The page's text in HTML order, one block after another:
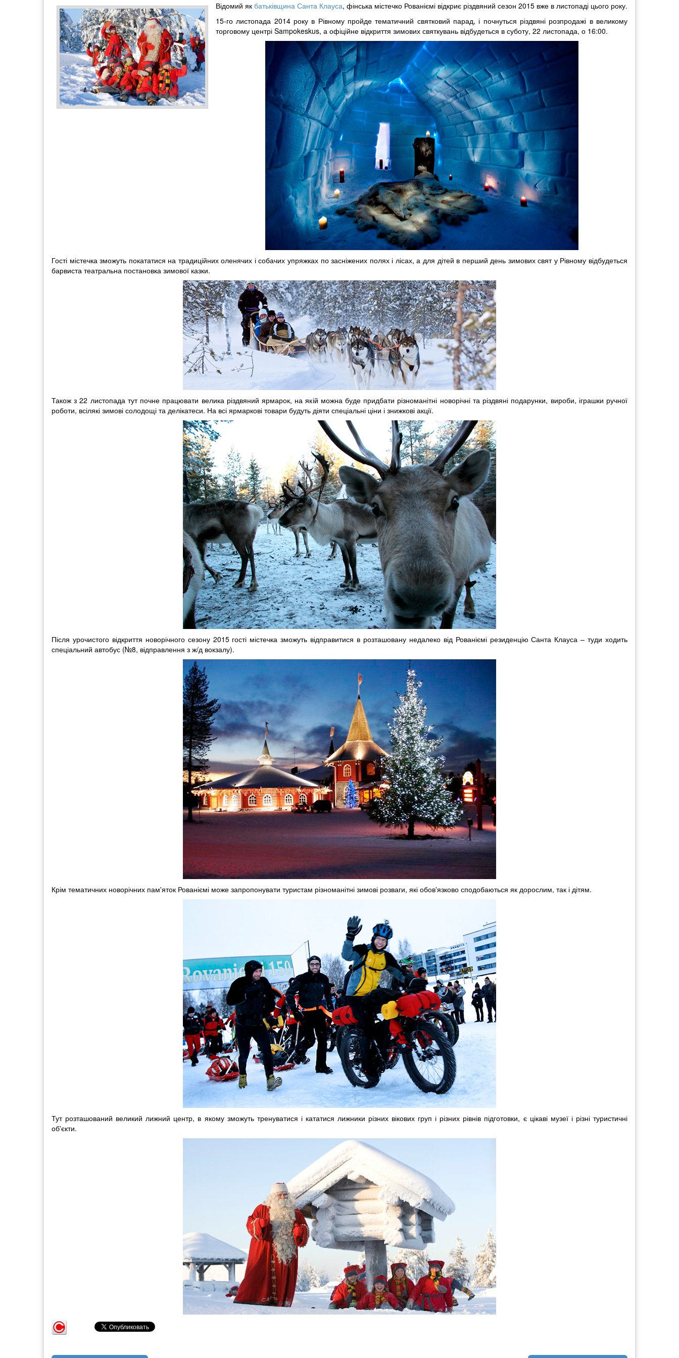
Відомий як батьківщина Санта Клауса, фінська містечко Рованіємі відкриє різдвяний сезон 2015 вже в листопаді цього року.
15-го листопада 2014 року в Рівному пройде тематичний святковий парад, і почнуться різдвяні розпродажі в великому
торговому центрі Sampokeskus, а офіційне відкриття зимових святкувань відбудеться в суботу, 22 листопада, о 16:00.
Гості містечка зможуть покататися на традиційних оленячих і собачих упряжках по засніжених полях і лісах, а для дітей в перший день зимових свят у Рівному відбудеться
барвиста театральна постановка зимової казки.
Також з 22 листопада тут почне працювати велика різдвяний ярмарок, на якій можна буде придбати різноманітні новорічні та різдвяні подарунки, вироби, іграшки ручної
роботи, всілякі зимові солодощі та делікатеси. На всі ярмаркові товари будуть діяти спеціальні ціни і знижкові акції.
Після урочистого відкриття новорічного сезону 2015 гості містечка зможуть відправитися в розташовану недалеко від Рованіємі резиденцію Санта Клауса – туди ходить
спеціальний автобус (№8, відправлення з ж/д вокзалу).
Крім тематичних новорічних пам'яток Рованіємі може запропонувати туристам різноманітні зимові розваги, які обов'язково сподобаються як дорослим, так і дітям.
Тут розташований великий лижний центр, в якому зможуть тренуватися і кататися лижники різних вікових груп і різних рівнів підготовки, є цікаві музеї і різні туристичні
об'єкти.